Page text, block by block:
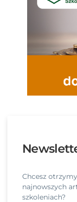
Chcesz
najnowszych
szkoleniach?